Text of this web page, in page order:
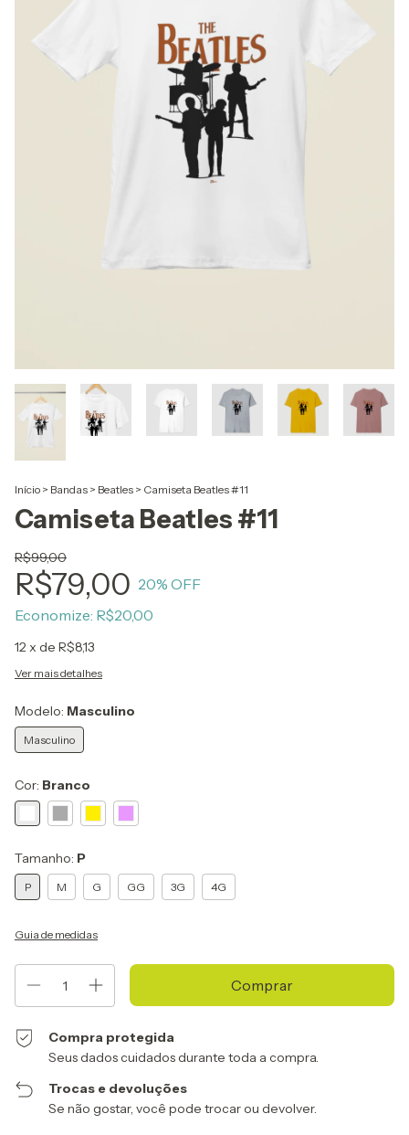
Início > Bandas > Beatles > Camiseta Beatles #11
Camiseta Beatles #11
R$99,00
R$79,00 20% OFF
Economize: R$20,00
12x de R$8,13
Ver mais detalhes
Modelo: Masculino
Masculino
Cor: Branco
Tamanho: P
P M G GG 3G 4G
Guia de medidas
Compra protegida
Seus dados cuidados durante toda a compra.
Trocas e devoluções
Se não gostar, você pode trocar ou devolver.